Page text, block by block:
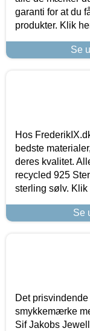
garanti for at du
produkter. Klik
Se
Hos
bedste
deres kvalitet.
recycled 925
sterling sølv. Klik
Se
Det
smykkemærke
Sif Jakobs